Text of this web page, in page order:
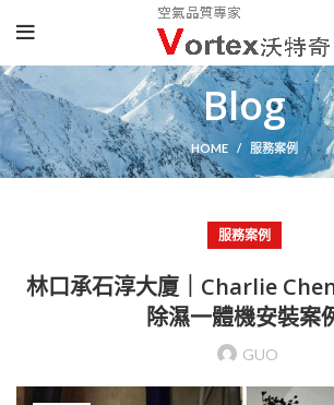
Blog
HOME 服務案例
服務案例
林口承石淳大廈｜Charlie
除濕一體機安裝案
GUO